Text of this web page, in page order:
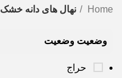
Home نهال های دانه خشک
وضعیت وضعیت
حراج